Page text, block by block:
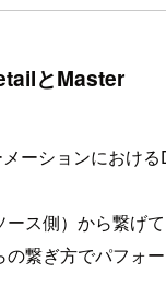
とMaster
ーションにおけ
ス側）から繋げ
繋ぎ方でパフォ